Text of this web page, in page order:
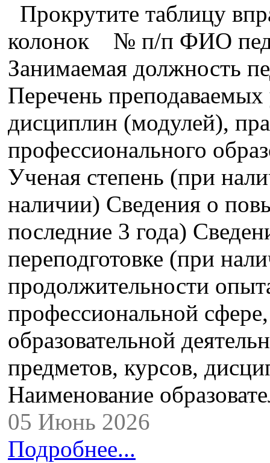
Прокрутите таблицу
колонок № п/п ФИО
Занимаемая должность
Перечень
дисциплин (модулей),
профессионального
Ученая степень (при
наличии) Сведения о
последние 3 года)
переподготовке (при
продолжительности
профессиональной
образовательной
предметов, курсов,
Наименование
05 Июнь 2026
Подробнее...